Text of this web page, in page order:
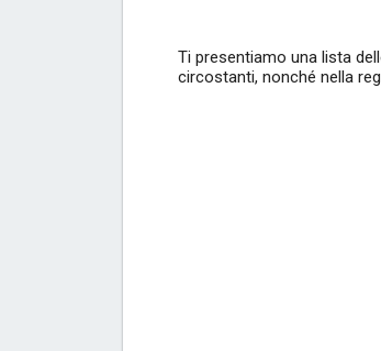
Ti presentiamo una lista
circostanti, nonché nella